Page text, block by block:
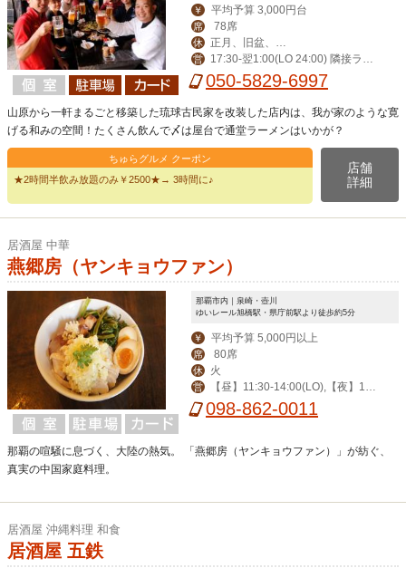
￥ 平均予算 3,000円台
席 78席
休
正月、旧盆、第
ニ水曜日
営
17:30-翌1:00(LO 24:00) 隣接ラー
メン屋(LO 24:00)
050-5829-6997
山原から一軒まるごと移築した琉球古民家を改装した店内は、我が家のような寛
げる和みの空間！たくさん飲んで〆は屋台で通堂ラーメンはいかが？
ちゅらグルメ クーポン
★2時間半飲み放題のみ￥2500★→ 3時間に♪
店舗
詳細
居酒屋 中華
燕郷房（ヤンキョウファン）
那覇市内｜泉崎・壺川
ゆいレール旭橋駅・県庁前駅より徒歩約5分
￥ 平均予算 5,000円以上
席 80席
休 火
営
【昼】11:30-14:00(LO),【夜】17:
30-22:30(LO),土/祝17:00-22:30(LO),
098-862-0011
那覇の喧騒に息づく、大陸の熱気。 「燕郷房（ヤンキョウファン）」が紡ぐ、
真実の中国家庭料理。
居酒屋 沖縄料理 和食
居酒屋 五鉄